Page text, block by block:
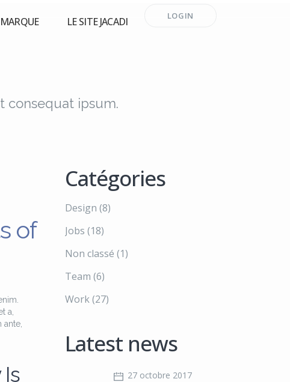
LE SITE JACADI LOGIN
consequat ipsum.
of
a,
Is
Catégories
Design (8)
Jobs (18)
Non classé (1)
Team (6)
Work(27)
Latest news
27 octobre 2017